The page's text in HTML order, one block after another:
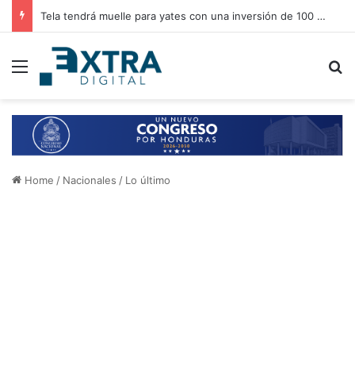
Tela tendrá muelle para yates con una inversión de 100 millones de lempiras para impulsar el turismo regional
Menu
Home / Nacionales / Lo último